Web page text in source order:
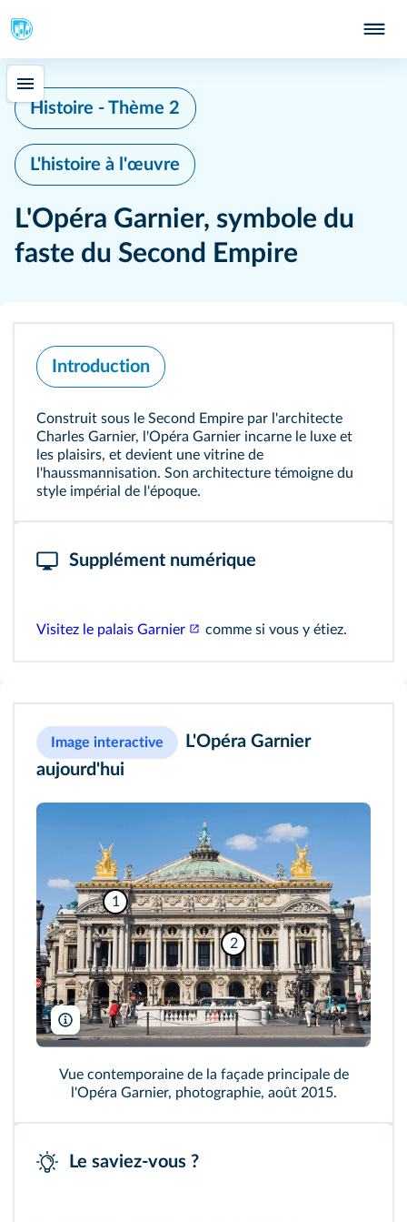
Histoire - Thème 2
L'histoire à l'œuvre
L'Opéra Garnier, symbole du
faste du Second Empire
Introduction
Construit sous le Second Empire par l'architecte
Charles Garnier, l'Opéra Garnier incarne le luxe et
les plaisirs, et devient une vitrine de
l'haussmannisation. Son architecture témoigne du
style impérial de l'époque.
Supplément numérique
Visitez le palais Garnier comme si vous y étiez.
Image interactive
L'Opéra Garnier
aujourd'hui
1
2
Imagebroker/Alamy
Vue contemporaine de la façade principale de
l'Opéra Garnier, photographie, août 2015.
Le saviez-vous ?